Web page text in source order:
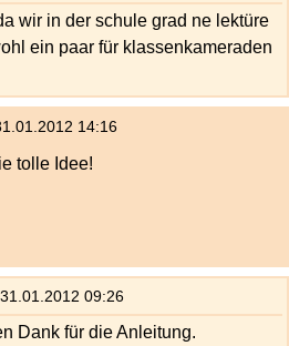
wir in der schule grad ne lektüre
ein paar für klassenkameraden
14:16
tolle Idee!
09:26
Dank für die Anleitung.